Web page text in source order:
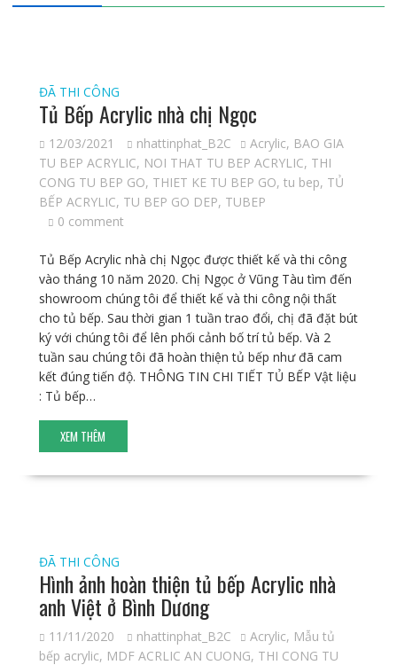
ĐÃ THI CÔNG
Tủ Bếp Acrylic nhà chị Ngọc
12/03/2021 nhattinphat_B2C Acrylic, BAO GIA
TU BEP ACRYLIC, NOI THAT TU BEP ACRYLIC, THI
CONG TU BEP GO, THIET KE TU BEP GO, tu bep, TỦ
BẾP ACRYLIC, TU BEP GO DEP, TUBEP
0 comment
Tủ Bếp Acrylic nhà chị Ngọc được thiết kế và thi công
vào tháng 10 năm 2020. Chị Ngọc ở Vũng Tàu tìm đến
showroom chúng tôi để thiết kế và thi công nội thất
cho tủ bếp. Sau thời gian 1 tuần trao đổi, chị đã đặt bút
ký với chúng tôi để lên phối cảnh bố trí tủ bếp. Và 2
tuần sau chúng tôi đã hoàn thiện tủ bếp như đã cam
kết đúng tiến độ. THÔNG TIN CHI TIẾT TỦ BẾP Vật liệu
: Tủ bếp…
XEM THÊM
ĐÃ THI CÔNG
Hình ảnh hoàn thiện tủ bếp Acrylic nhà
anh Việt ở Bình Dương
11/11/2020 nhattinphat_B2C Acrylic, Mẫu tủ
bếp acrylic, MDF ACRLIC AN CUONG, THI CONG TU